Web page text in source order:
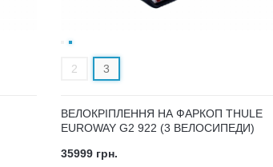
2 3
ВЕЛОКРІПЛЕННЯ НА ФАРКОП THULE
EUROWAY G2 922 (3 ВЕЛОСИПЕДИ)
35999 грн.